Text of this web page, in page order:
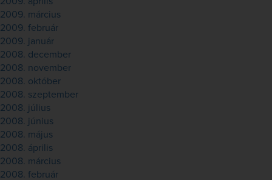
2009. március
2009. február
2009. január
2008. december
2008. november
2008. október
2008. szeptember
2008. július
2008. június
2008. május
2008. április
2008. március
2008. február